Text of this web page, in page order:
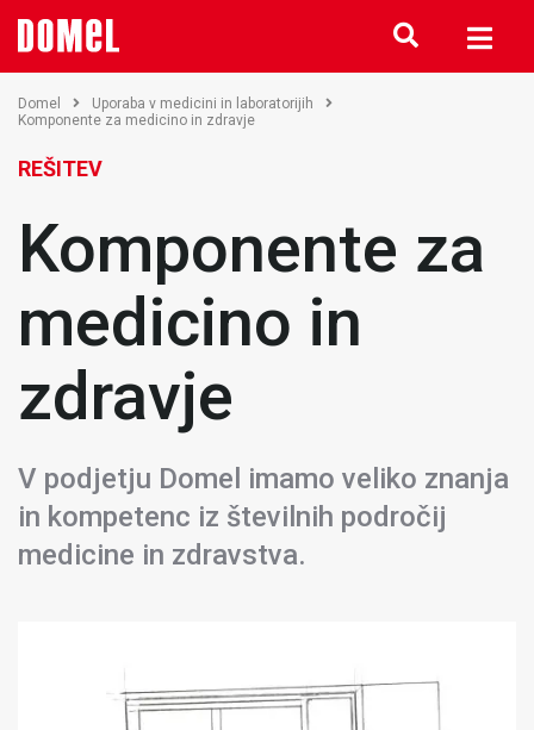
Domel
Uporaba v medicini in laboratorijih
Komponente za medicino in zdravje
REŠITEV
Komponente za
medicino in
zdravje
V podjetju Domel imamo veliko znanja
in kompetenc iz številnih področij
medicine in zdravstva.